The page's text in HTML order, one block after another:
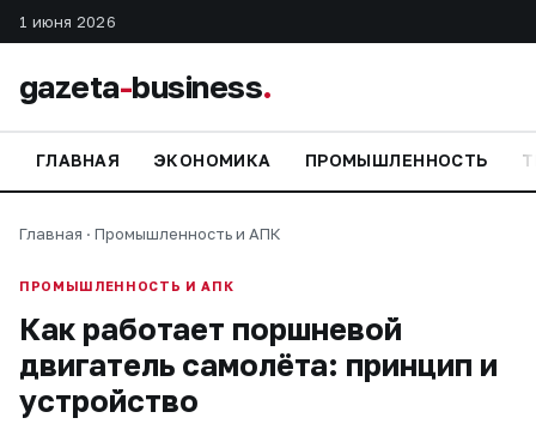
1 июня 2026
gazeta-business.
ГЛАВНАЯ ЭКОНОМИКА ПРОМЫШЛЕННОСТЬ
Главная · Промышленность и АПК
ПРОМЫШЛЕННОСТЬ И АПК
Как работает поршневой
двигатель самолёта: принцип и
устройство